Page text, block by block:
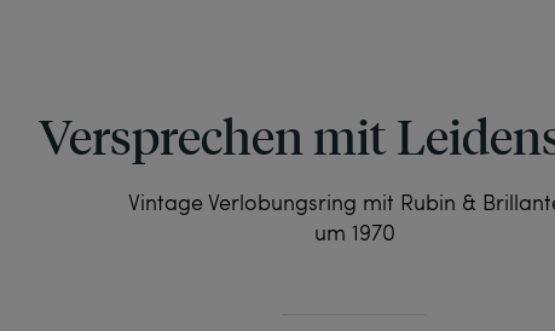
Versprechen mit
Vintage Verlobungsring mit Rubin &
um 1970